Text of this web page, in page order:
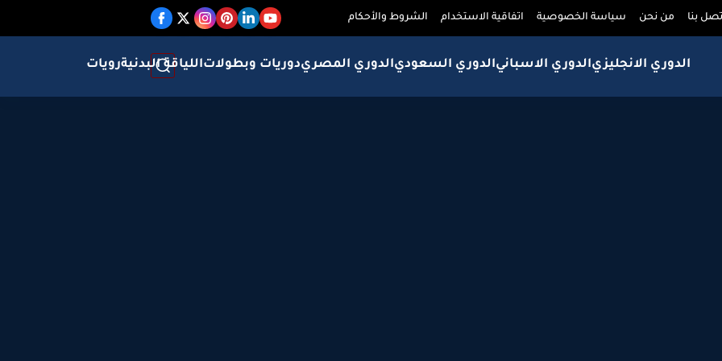
بنا من نحن سياسة الخصوصية اتفاقية الاستخدام الشروط والأحكام
الدوري الانجليزيالدوري الاسبانيالدوري السعوديالدوري المصريدوريات وبطولاتاللياقة البدنيةرويات